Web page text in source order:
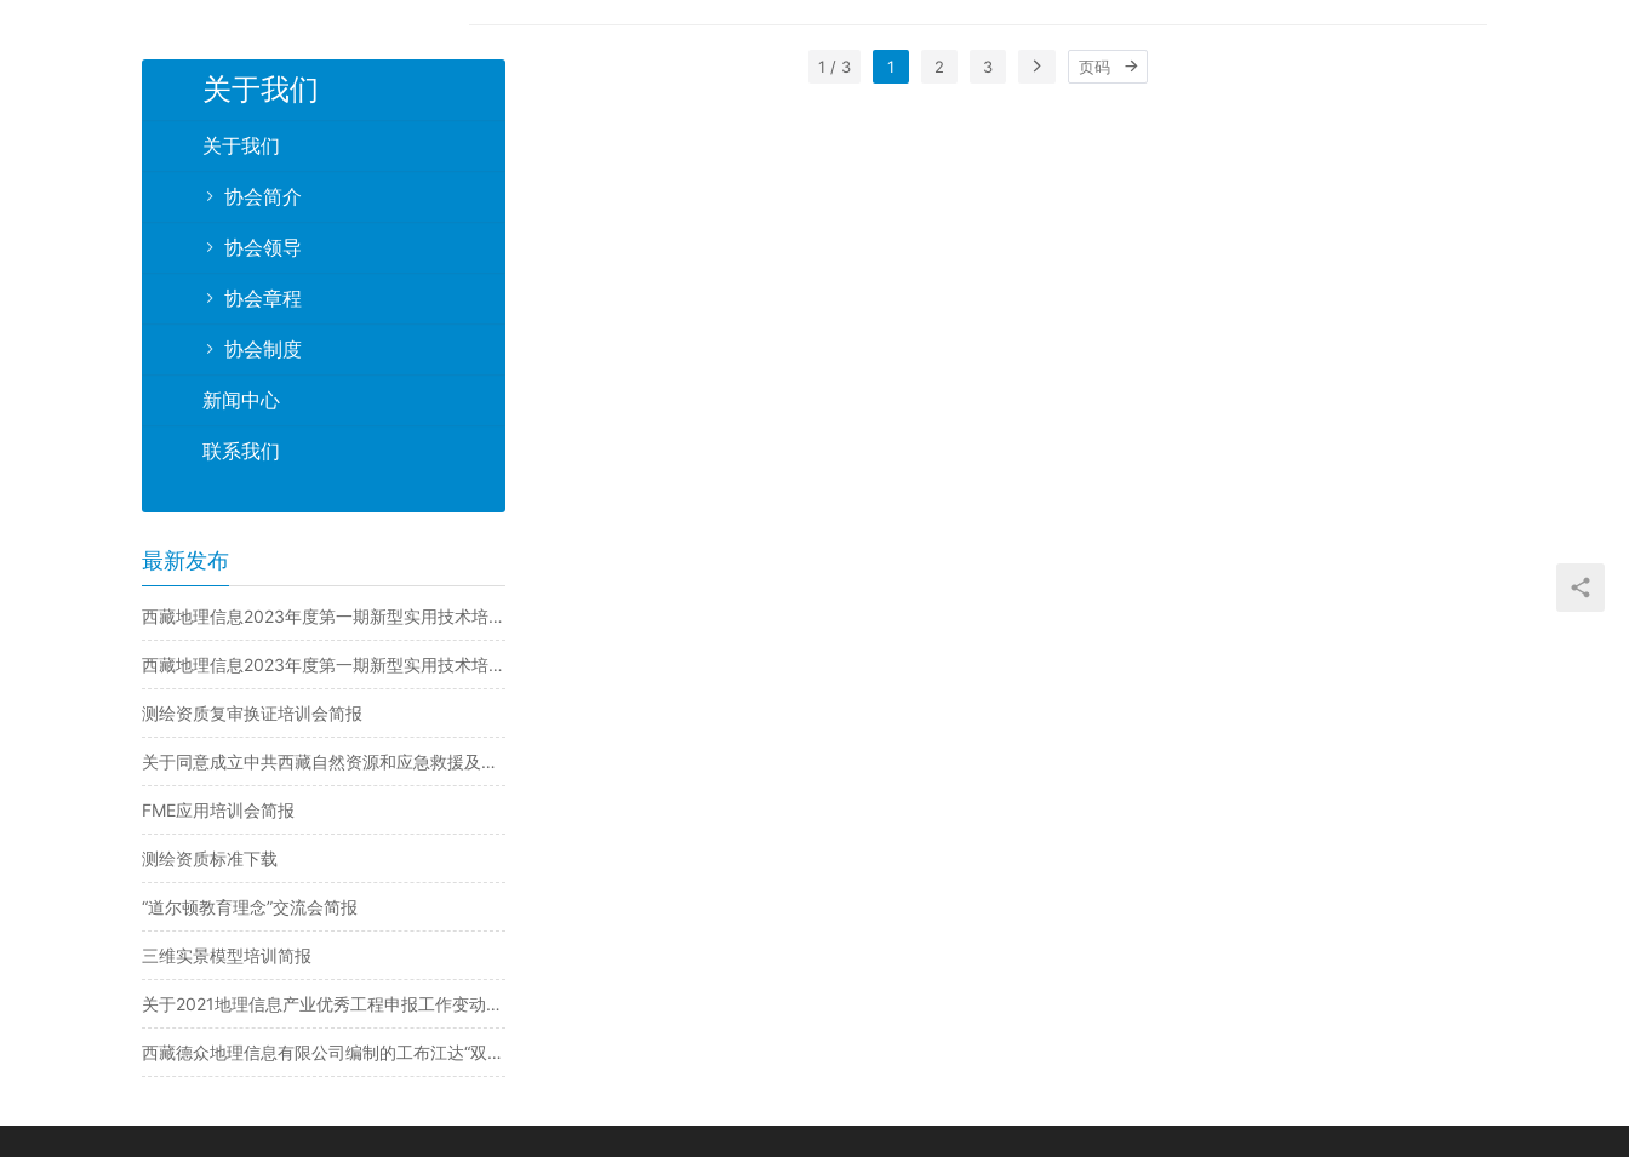
1 / 3 1 2 3
关于我们
关于我们
协会简介
协会领导
协会章程
协会制度
新闻中心
联系我们
最新发布
西藏地理信息2023年度第一期新型实用技术培训班学员结业名单公示
西藏地理信息2023年度第一期新型实用技术培训班报名表
测绘资质复审换证培训会简报
关于同意成立中共西藏自然资源和应急救援及地理信息产业协会联合党支部委员会的通知
FME应用培训会简报
测绘资质标准下载
“道尔顿教育理念”交流会简报
三维实景模型培训简报
关于2021地理信息产业优秀工程申报工作变动的通知
西藏德众地理信息有限公司编制的工布江达“双评价”被西藏自治区自然资源厅选为优秀案例